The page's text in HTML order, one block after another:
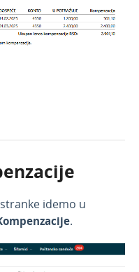
idemo u
.